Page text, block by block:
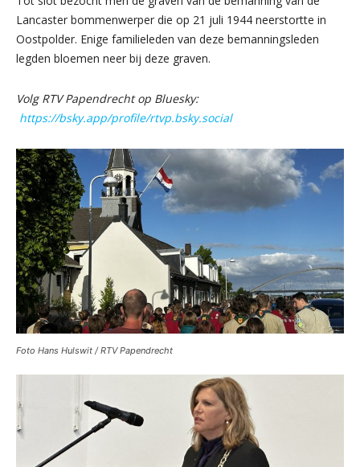
Lancaster bommenwerper die op 21 juli 1944 neerstortte in
Oostpolder. Enige familieleden van deze bemanningsleden
legden bloemen neer bij deze graven.
Volg RTV Papendrecht op Bluesky:
https://bsky.app/profile/rtvp.bsky.social
Foto Hans Hulswit / RTV Papendrecht